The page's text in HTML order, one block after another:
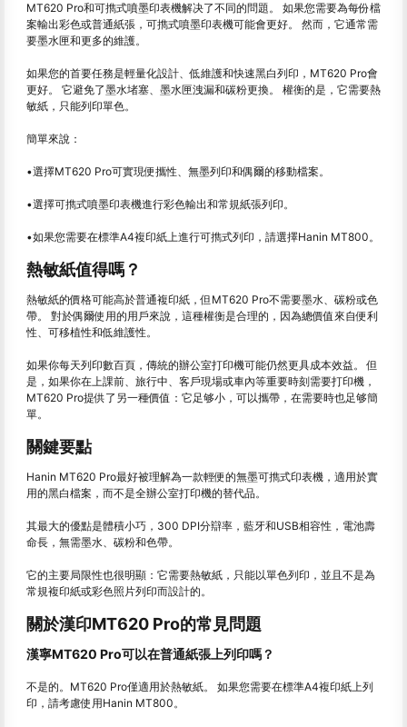
MT620 Pro和可擕式噴墨印表機解决了不同的問題。 如果您需要為每份檔
案輸出彩色或普通紙張，可擕式噴墨印表機可能會更好。 然而，它通常需
要墨水匣和更多的維護。
如果您的首要任務是輕量化設計、低維護和快速黑白列印，MT620 Pro會
更好。 它避免了墨水堵塞、墨水匣洩漏和碳粉更換。 權衡的是，它需要熱
敏紙，只能列印單色。
簡單來說：
•選擇MT620 Pro可實現便攜性、無墨列印和偶爾的移動檔案。
•選擇可擕式噴墨印表機進行彩色輸出和常規紙張列印。
•如果您需要在標準A4複印紙上進行可擕式列印，請選擇Hanin MT800。
熱敏紙值得嗎？
熱敏紙的價格可能高於普通複印紙，但MT620 Pro不需要墨水、碳粉或色
帶。 對於偶爾使用的用戶來說，這種權衡是合理的，因為總價值來自便利
性、可移植性和低維護性。
如果你每天列印數百頁，傳統的辦公室打印機可能仍然更具成本效益。 但
是，如果你在上課前、旅行中、客戶現場或車內等重要時刻需要打印機，
MT620 Pro提供了另一種價值：它足够小，可以攜帶，在需要時也足够簡
單。
關鍵要點
Hanin MT620 Pro最好被理解為一款輕便的無墨可擕式印表機，適用於實
用的黑白檔案，而不是全辦公室打印機的替代品。
其最大的優點是體積小巧，300 DPI分辯率，藍牙和USB相容性，電池壽
命長，無需墨水、碳粉和色帶。
它的主要局限性也很明顯：它需要熱敏紙，只能以單色列印，並且不是為
常規複印紙或彩色照片列印而設計的。
關於漢印MT620 Pro的常見問題
漢寧MT620 Pro可以在普通紙張上列印嗎？
不是的。MT620 Pro僅適用於熱敏紙。 如果您需要在標準A4複印紙上列
印，請考慮使用Hanin MT800。